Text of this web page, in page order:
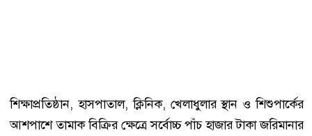
শিক্ষাপ্রতিষ্ঠান, হাসপাতাল, ক্লিনিক, খেলাধুলার স্থান ও শিশুপার্কের
আশপাশে তামাক বিক্রির ক্ষেত্রে সর্বোচ্চ পাঁচ হাজার টাকা জরিমানার